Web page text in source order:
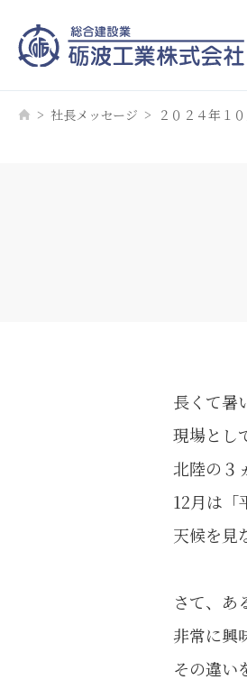
社長メッセージ ２０２４年１
長くて暑
現場とし
北陸の３
12月は「
天候を見
さて、あ
非常に興
その違い